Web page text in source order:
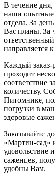
В течение дня,
наши опытные
отдела. За
Вас планы. За
направляется
Каждый заказ-
проходит
соответствие
количеству.
Питомнике,
погрузки в
здоровые
Заказывайте
«Мартин-сад»
удовольствие
саженцев,
удобны Вам.